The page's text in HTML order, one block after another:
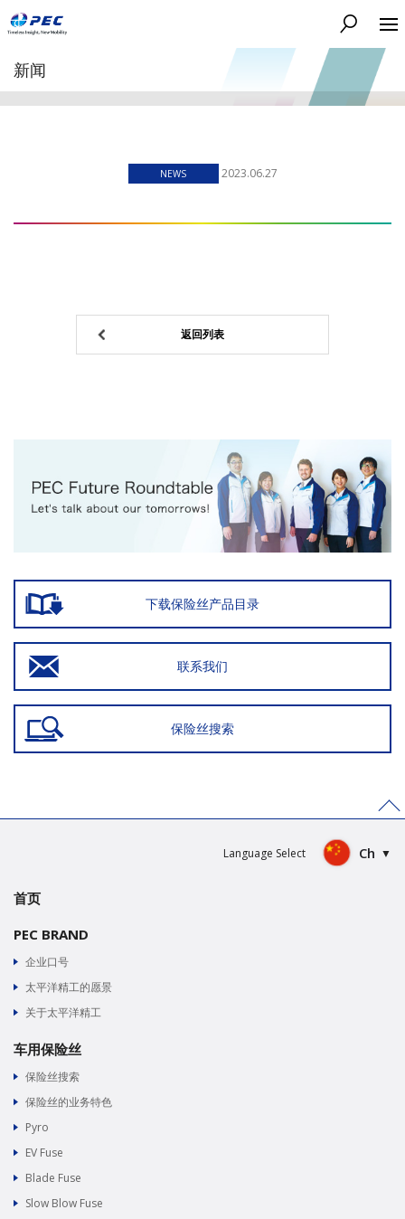
搜索
新闻
NEWS 2023.06.27
返回列表
下载保险丝产品目录
联系我们
保险丝搜索
Language Select Ch
首页
PEC BRAND
企业口号
太平洋精工的愿景
关于太平洋精工
车用保险丝
保险丝搜索
保险丝的业务特色
Pyro
EV Fuse
Blade Fuse
Slow Blow Fuse